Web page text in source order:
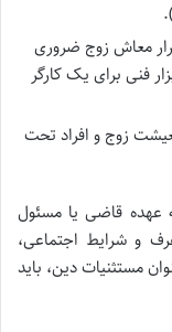
معاش زوج ضروری
فنی برای یک کارگر
زوج و افراد تحت
عهده قاضی یا مسئول
و شرایط اجتماعی،
مستثنیات دین، باید